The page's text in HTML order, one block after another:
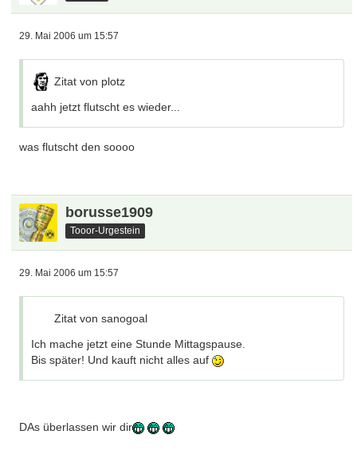
29. Mai 2006 um 15:57
Zitat von plotz
aahh jetzt flutscht es wieder...
was flutscht den soooo
borusse1909
Tooor-Urgestein
29. Mai 2006 um 15:57
Zitat von sanogoal
Ich mache jetzt eine Stunde Mittagspause.
Bis später! Und kauft nicht alles auf
DAs überlassen wir dir